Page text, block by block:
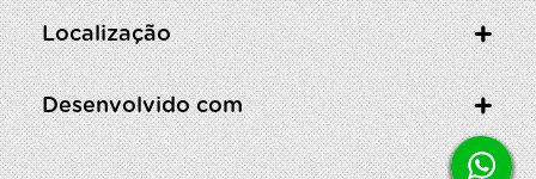
Localização
Desenvolvido com